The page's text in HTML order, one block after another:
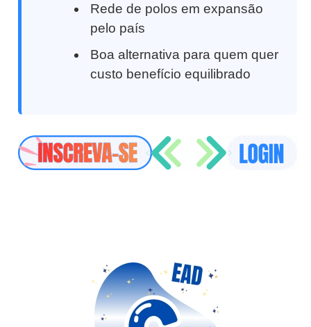
Rede de polos em expansão
pelo país
Boa alternativa para quem quer
custo benefício equilibrado